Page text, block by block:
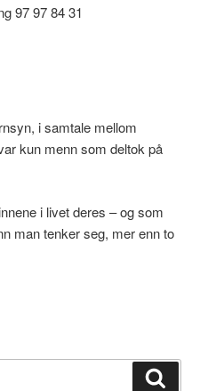
97 97 84 31
i samtale mellom
kun menn som deltok på
i livet deres – og som
man tenker seg, mer enn to